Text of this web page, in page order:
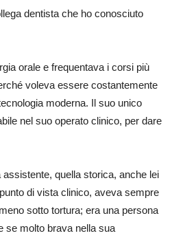
dentista che ho conosciuto
orale e frequentava i corsi più
voleva essere costantemente
moderna. Il suo unico
nel suo operato clinico, per dare
assistente, quella storica, anche lei
di vista clinico, aveva sempre
sotto tortura; era una persona
se molto brava nella sua